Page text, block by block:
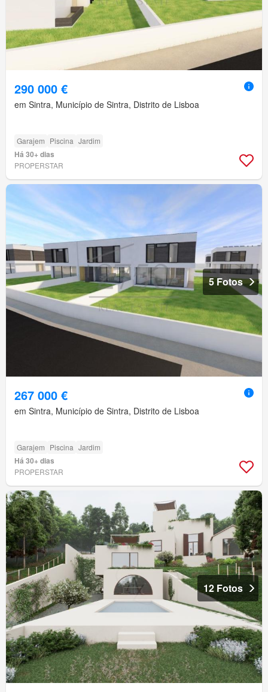
290 000 €
em Sintra, Município de Sintra, Distrito de Lisboa
Garajem Piscina Jardim
Há 30+ dias
PROPERSTAR
5 Fotos
267 000 €
em Sintra, Município de Sintra, Distrito de Lisboa
Garajem Piscina Jardim
Há 30+ dias
PROPERSTAR
12 Fotos